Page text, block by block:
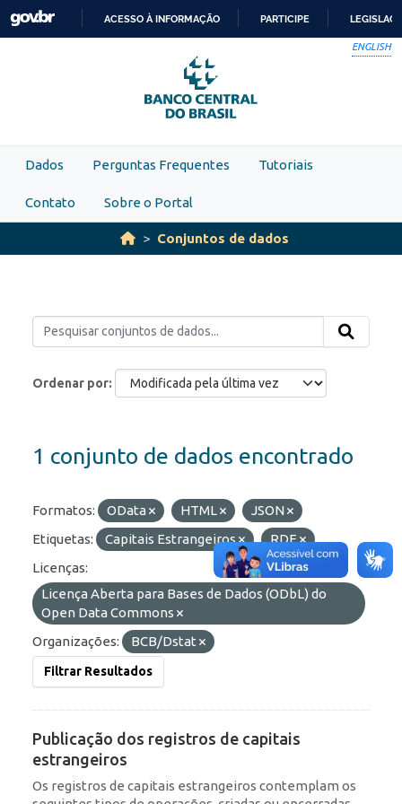
Skip to main content
PARA
O
CONTEÚDO
ACESSO À INFORMAÇÃO PARTICIPE
ENGLISH
Dados Perguntas Frequentes Tutoriais
Contato Sobre o Portal
Conjuntos de dados
Ordenar por
1 conjunto de dados encontrado
Formatos: OData HTML
JSON
Etiquetas:
Capitais Estrangeiros
RDE
Licenças:
Licença Aberta para Bases de Dados (ODbL) do
Open Data Commons
Organizações:
BCB/Dstat
Filtrar Resultados
Publicação dos registros de capitais
estrangeiros
Os registros de capitais estrangeiros contemplam os